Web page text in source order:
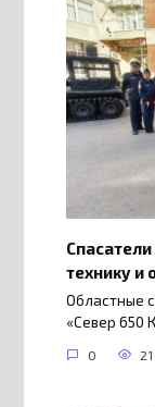
технику и
Областные
«Север 650
0 21